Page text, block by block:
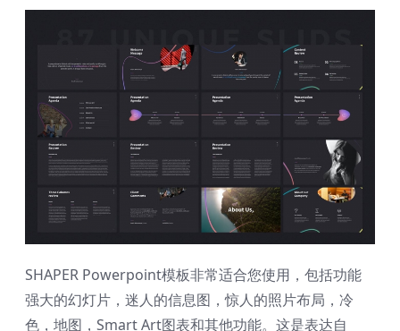
SHAPER Powerpoint模板非常适合您使用，包括功能
强大的幻灯片，迷人的信息图，惊人的照片布局，冷
色，地图，Smart Art图表和其他功能。这是表达自